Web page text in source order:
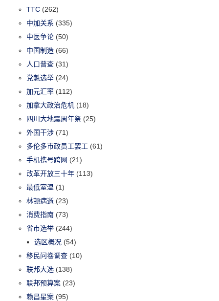
TTC (262)
中加关系 (335)
中医争论 (50)
中国制造 (66)
人口普查 (31)
党魁选举 (24)
加元汇率 (112)
加拿大政治危机 (18)
四川大地震周年祭 (25)
外国干涉 (71)
多伦多市政员工罢工 (61)
手机携号跨网 (21)
改革开放三十年 (113)
最低室温 (1)
林顿病逝 (23)
消费指南 (73)
省市选举 (244)
选区概况 (54)
移民问卷调查 (10)
联邦大选 (138)
联邦预算案 (23)
赖昌星案 (95)